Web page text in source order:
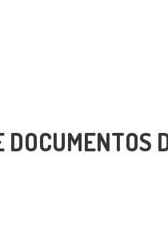
DOCUMENTOS